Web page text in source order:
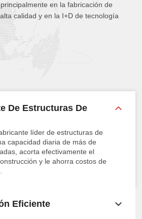
en la fabricación de
calidad y en la I+D de tecnología
De Estructuras De
líder de estructuras de
capacidad diaria de más de
acorta efectivamente el
y le ahorra costos de
Eficiente